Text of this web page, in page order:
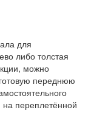
для
либо толстая
можно
переднюю
на переплетённой